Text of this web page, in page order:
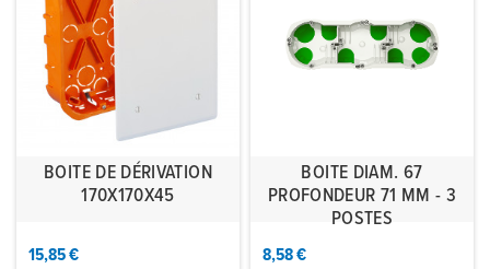
BOITE DE DÉRIVATION
170X170X45
15,85 €
BOITE DIAM. 67
PROFONDEUR 71 MM - 3
POSTES
8,58 €